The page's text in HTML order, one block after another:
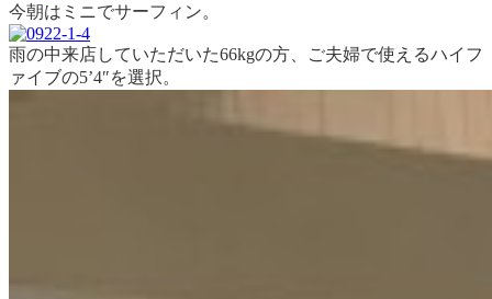
今朝はミニでサーフィン。
雨の中来店していただいた66kgの方、ご夫婦で使えるハイフ
ァイブの5’4″を選択。